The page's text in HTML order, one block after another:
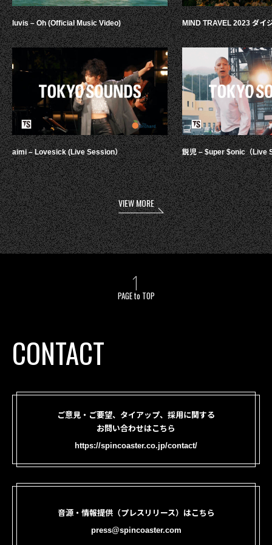
luvis – Oh (Official Music Video)
aimi – Lovesick (Live Session）
MIND TRAVEL 2023 ダイ
鋭児 – $uper $onic（Live
VIEW MORE
PAGE to TOP
CONTACT
ご意見・ご要望、タイアップ、採用に関する
お問い合わせはこちら
https://spincoaster.co.jp/contact/
音源・情報提供（プレスリリース）はこちら
press@spincoaster.com